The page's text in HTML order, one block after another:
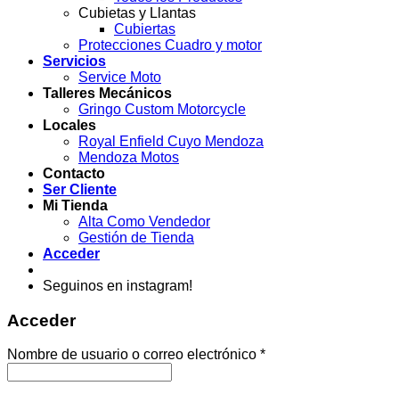
Cubietas y Llantas
Cubiertas
Protecciones Cuadro y motor
Servicios
Service Moto
Talleres Mecánicos
Gringo Custom Motorcycle
Locales
Royal Enfield Cuyo Mendoza
Mendoza Motos
Contacto
Ser Cliente
Mi Tienda
Alta Como Vendedor
Gestión de Tienda
Acceder
Seguinos en instagram!
Acceder
Nombre de usuario o correo electrónico *Obligatorio